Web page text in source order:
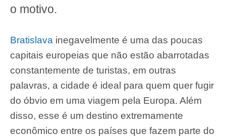
o motivo.
Bratislava inegavelmente é uma das poucas
capitais europeias que não estão abarrotadas
constantemente de turistas, em outras
palavras, a cidade é ideal para quem quer fugir
do óbvio em uma viagem pela Europa. Além
disso, esse é um destino extremamente
econômico entre os países que fazem parte do